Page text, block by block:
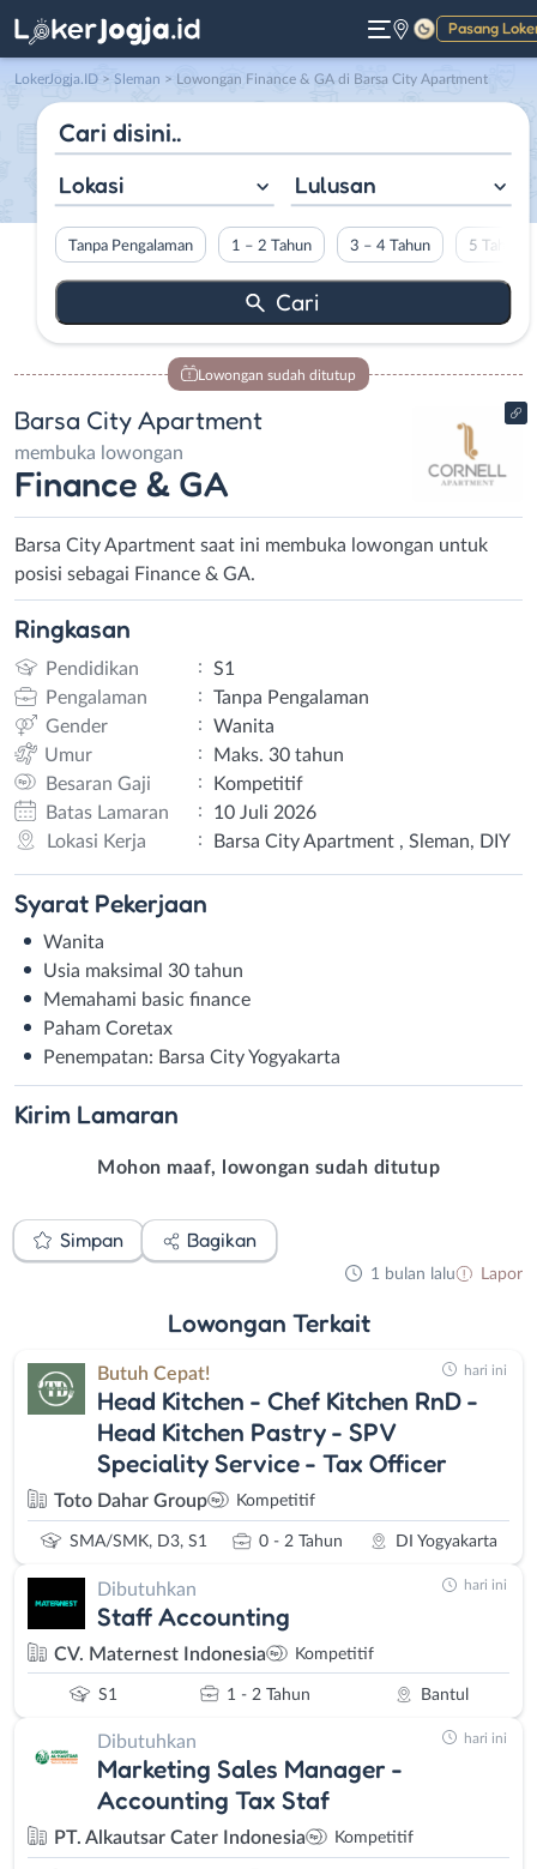
Pasang
Gelap
LokerJogja.ID > Sleman > Lowongan Finance & GA di Barsa City Apartment
Lokasi Lulusan
Tanpa Pengalaman 1 – 2 Tahun 3 – 4 Tahun 5 Tahun
Lowongan sudah ditutup
Barsa City Apartment
membuka lowongan
Finance & GA
Barsa City Apartment saat ini membuka lowongan untuk
posisi sebagai Finance & GA.
Ringkasan
Pendidikan :
S1
Pengalaman
:
Tanpa Pengalaman
Gender
:
Wanita
Umur
:
Maks. 30 tahun
Besaran Gaji
:
Kompetitif
Batas Lamaran
:
10 Juli 2026
Lokasi Kerja
: Barsa City Apartment , Sleman, DIY
Syarat Pekerjaan
Wanita
Usia maksimal 30 tahun
Memahami basic finance
Paham Coretax
Penempatan: Barsa City Yogyakarta
Kirim Lamaran
Mohon maaf, lowongan sudah ditutup
Simpan Bagikan
1 bulan lalu Lapor
Lowongan Terkait
Butuh Cepat!
Head Kitchen - Chef Kitchen RnD -
Head Kitchen Pastry - SPV
Speciality Service - Tax Officer
Toto Dahar Group Kompetitif
SMA/SMK, D3, S1 0 - 2 Tahun DI Yogyakarta
hari ini
Dibutuhkan
Staff Accounting
CV. Maternest Indonesia Kompetitif
S1 1 - 2 Tahun Bantul
hari ini
Dibutuhkan
Marketing Sales Manager -
Accounting Tax Staf
PT. Alkautsar Cater Indonesia Kompetitif
hari ini